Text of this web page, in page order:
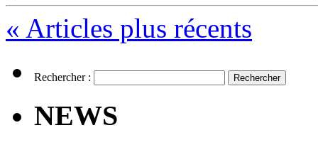
« Articles plus récents
Rechercher :
NEWS